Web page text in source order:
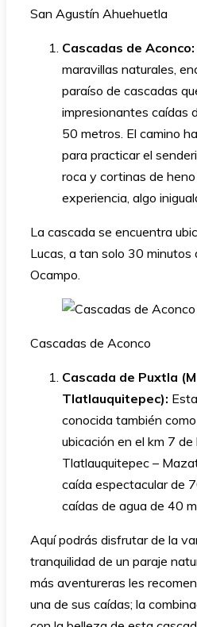
San Agustín Ahuehuetla
Cascadas de Aconco:
maravillas naturales,
paraíso de cascadas
impresionantes caídas
50 metros. El camino
para practicar el
roca y cortinas de
experiencia, algo
La cascada se encuentra
Lucas, a tan solo 30
Ocampo.
Cascadas de Aconco
Cascada de Puxtla
Tlatlauquitepec):
conocida también como
ubicación en el km 7
Tlatlauquitepec –
caída espectacular de
caídas de agua de 40
Aquí podrás disfrutar de la
tranquilidad de un paraje
más aventureras les
una de sus caídas; la